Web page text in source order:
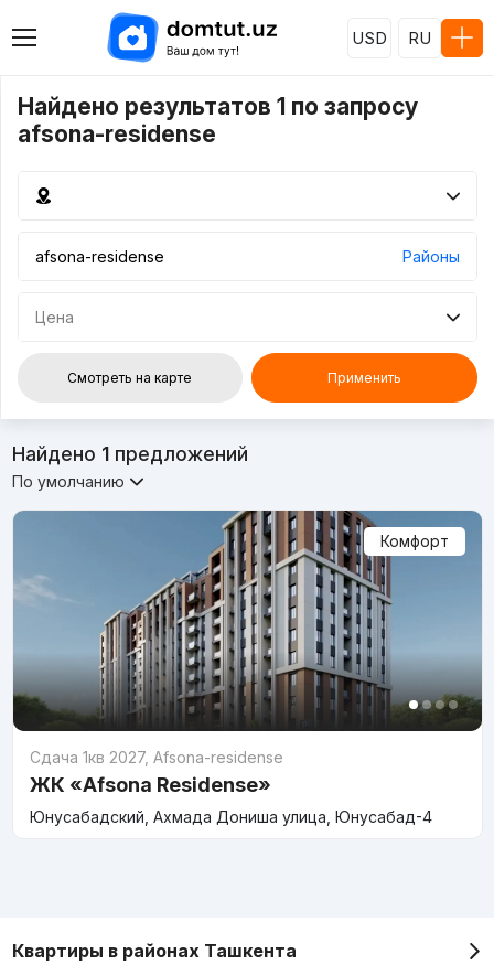
USD RU
Найдено результатов 1 по запросу
afsona-residense
Районы
Цена
Смотреть на карте Применить
Найдено 1предложений
По умолчанию
Комфорт
Сдача 1кв 2027, Afsona-residense
ЖК «Afsona Residense»
Юнусабадский, Ахмада Дониша улица, Юнусабад-4
Квартиры в районах Ташкента